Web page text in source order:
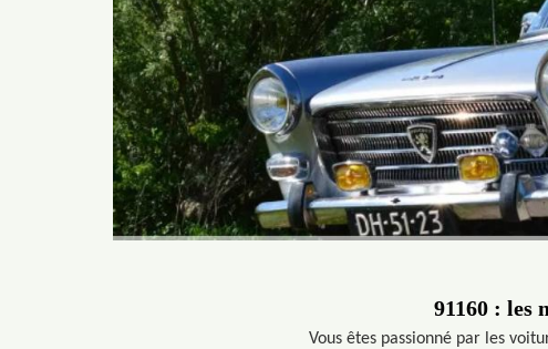
91160 : les
Vous êtes passionné par les